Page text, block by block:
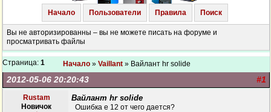
Начало Пользователи Правила Поиск
Вы не авторизированны – вы не можете писать на форуме и
просматривать файлы
Страница: 1 Начало » Vaillant » Вайлант hr solide
#1
2012-05-06 20:20:43
Rustam
Новичок
Вайлант hr solide
Ошибка е 12 от чего дается?